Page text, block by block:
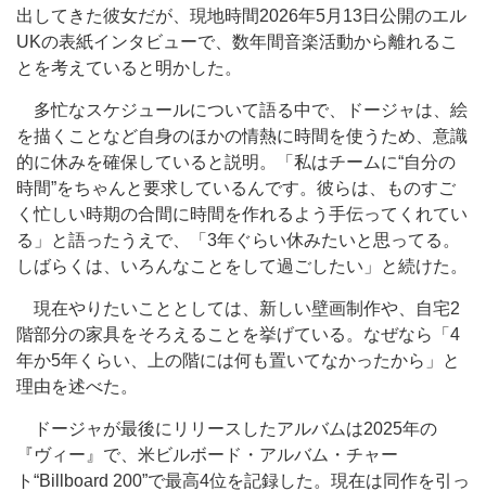
出してきた彼女だが、現地時間2026年5月13日公開のエル
UKの表紙インタビューで、数年間音楽活動から離れるこ
とを考えていると明かした。
多忙なスケジュールについて語る中で、ドージャは、絵
を描くことなど自身のほかの情熱に時間を使うため、意識
的に休みを確保していると説明。「私はチームに“自分の
時間”をちゃんと要求しているんです。彼らは、ものすご
く忙しい時期の合間に時間を作れるよう手伝ってくれてい
る」と語ったうえで、「3年ぐらい休みたいと思ってる。
しばらくは、いろんなことをして過ごしたい」と続けた。
現在やりたいこととしては、新しい壁画制作や、自宅2
階部分の家具をそろえることを挙げている。なぜなら「4
年か5年くらい、上の階には何も置いてなかったから」と
理由を述べた。
ドージャが最後にリリースしたアルバムは2025年の
『ヴィー』で、米ビルボード・アルバム・チャー
ト“Billboard 200”で最高4位を記録した。現在は同作を引っ